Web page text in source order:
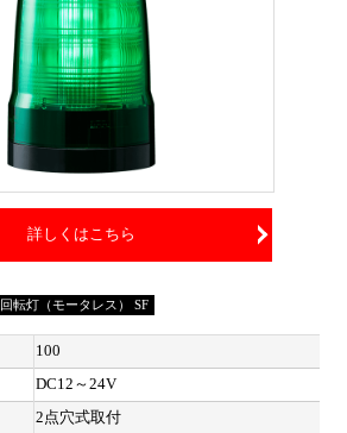
詳しくはこちら
回転灯（モータレス） SF
100
DC12～24V
2点穴式取付